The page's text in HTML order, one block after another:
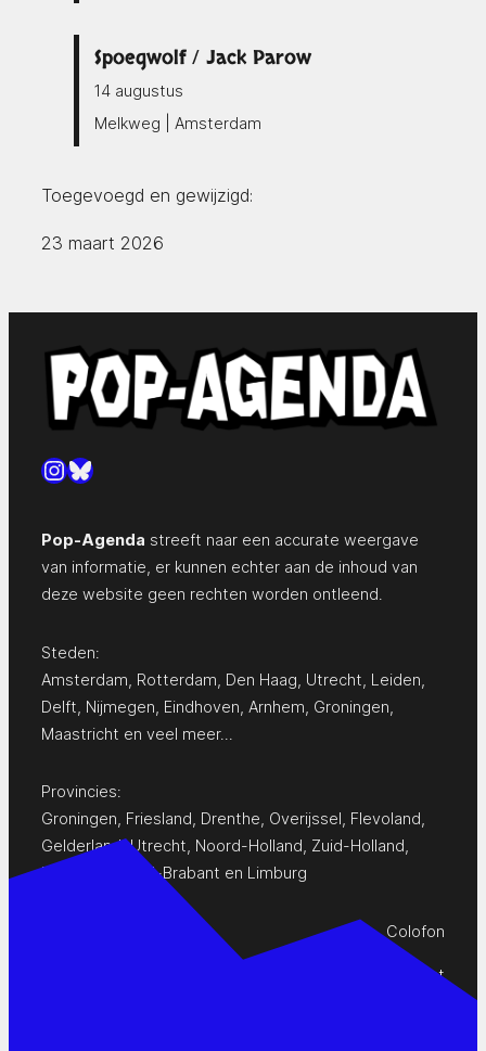
Spoegwolf / Jack Parow
14 augustus
Melkweg | Amsterdam
Toegevoegd en gewijzigd:
23 maart 2026
Instagram
Bluesky
Pop-Agenda streeft naar een accurate weergave
van informatie, er kunnen echter aan de inhoud van
deze website geen rechten worden ontleend.
Steden:
Amsterdam Rotterdam Den Haag Utrecht Leiden
Delft Nijmegen Eindhoven Arnhem Groningen
Maastricht en veel meer…
Provincies:
Groningen, Friesland, Drenthe, Overijssel, Flevoland,
Gelderland,Utrecht, Noord-Holland, Zuid-Holland,
Zeeland
Noord-Brabant en Limburg
Colofon
Privacy Statement